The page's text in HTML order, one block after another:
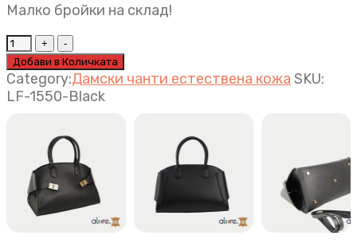
Малко бройки на склад!
Луксозна
дамска
чанта
Luna
Добави в Количката
Category:Дамски чанти естествена кожа SKU:
LF-1550-Black